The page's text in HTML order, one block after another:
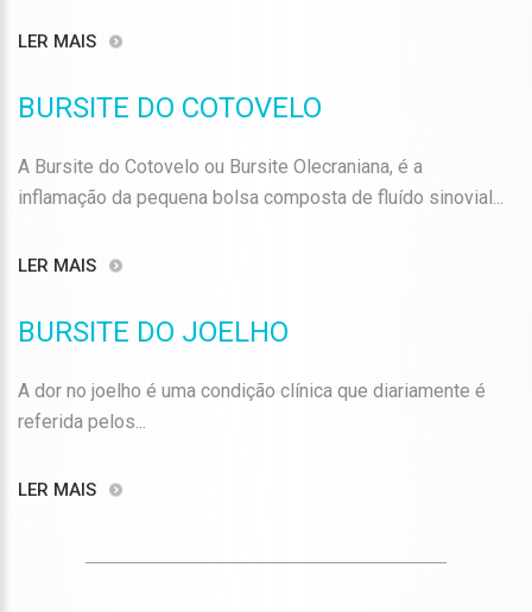
LER MAIS
BURSITE DO COTOVELO
A Bursite do Cotovelo ou Bursite Olecraniana, é a
inflamação da pequena bolsa composta de fluído sinovial...
LER MAIS
BURSITE DO JOELHO
A dor no joelho é uma condição clínica que diariamente é
referida pelos...
LER MAIS